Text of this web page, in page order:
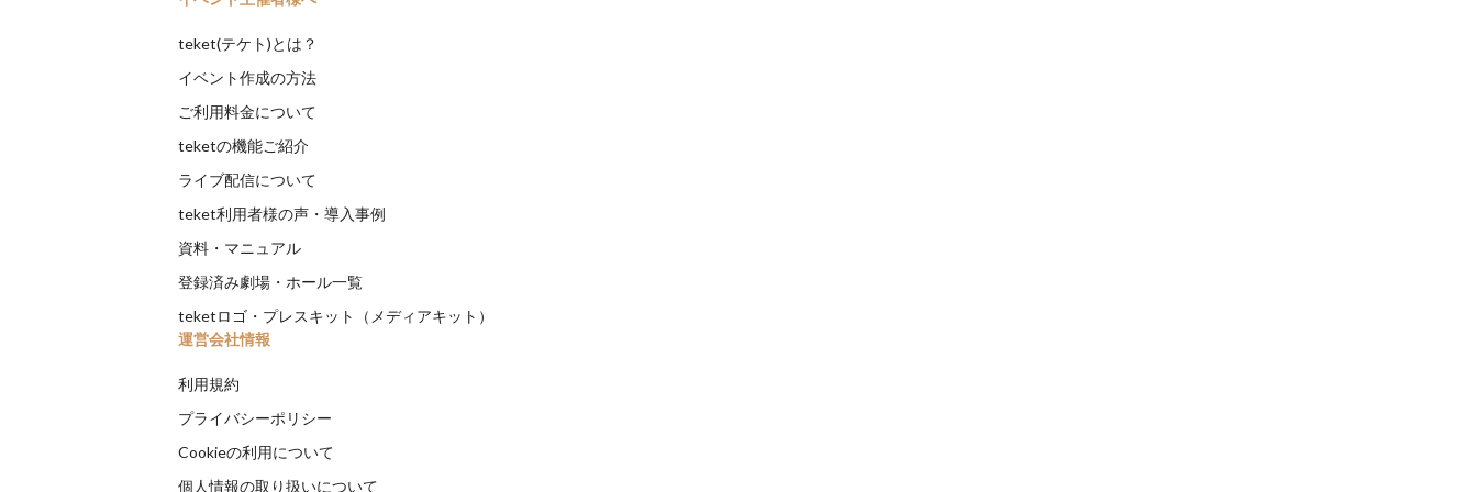
teket(テケト)とは？
イベント作成の方法
ご利用料金について
teketの機能ご紹介
ライブ配信について
teket利用者様の声・導入事例
資料・マニュアル
登録済み劇場・ホール一覧
teketロゴ・プレスキット（メディアキット）
運営会社情報
利用規約
プライバシーポリシー
Cookieの利用について
個人情報の取り扱いについて